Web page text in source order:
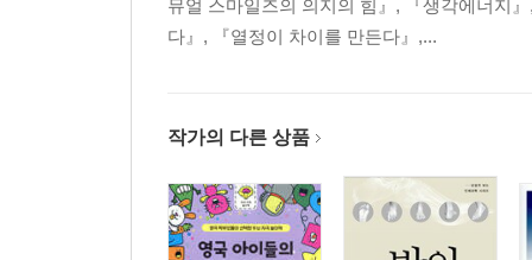
뮤얼 스마일즈의 의지의 힘』, 『생각에너지
다』, 『열정이 차이를 만든다』,...
작가의 다른 상품